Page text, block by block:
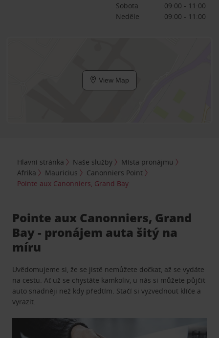
Sobota
09:00 - 11:00
Neděle
09:00 - 11:00
View Map
Hlavní stránka Naše služby
Místa pronájmu
Afrika
Mauricius
Canonniers Point
Pointe aux Canonniers, Grand Bay
Pointe aux Canonniers, Grand
Bay - pronájem auta šitý na
míru
Uvědomujeme si, že se jistě nemůžete dočkat, až se vydáte
na cestu. Ať už se chystáte kamkoliv, u nás si můžete půjčit
auto snadněji než kdy předtím. Stačí si vyzvednout klíče a
vyrazit.